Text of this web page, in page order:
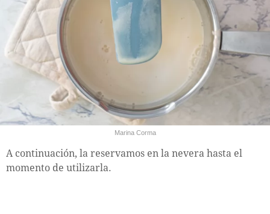
Marina Corma
A continuación, la reservamos en la nevera hasta el
momento de utilizarla.